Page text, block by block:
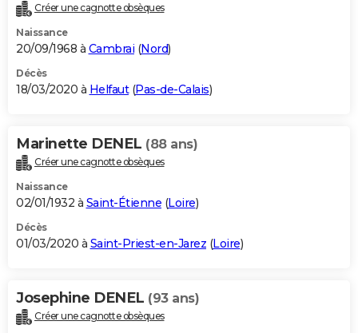
Créer une cagnotte obsèques
Naissance
20/09/1968 à Cambrai (Nord)
Décès
18/03/2020 à Helfaut(Pas-de-Calais)
Marinette DENEL (88 ans)
Créer une cagnotte obsèques
Naissance
02/01/1932 à Saint-Étienne (Loire)
Décès
01/03/2020 à Saint-Priest-en-Jarez (Loire)
Josephine DENEL (93 ans)
Créer une cagnotte obsèques